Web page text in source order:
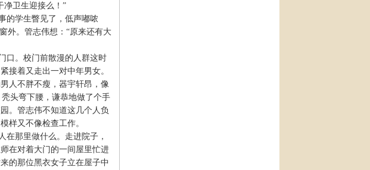
净卫生迎接么！”
的学生瞥见了，低声嘟哝
外。管志伟想：“原来还有大
口。校门前散漫的人群这时
接着又走出一对中年男女。
人不胖不瘦，器宇轩昂，像
头弯下腰，谦恭地做了个手
。管志伟不知道这几个人负
样又不像检查工作。
在那里做什么。走进院子，
在对着大门的一间屋里忙进
的那位黑衣女子立在屋子中